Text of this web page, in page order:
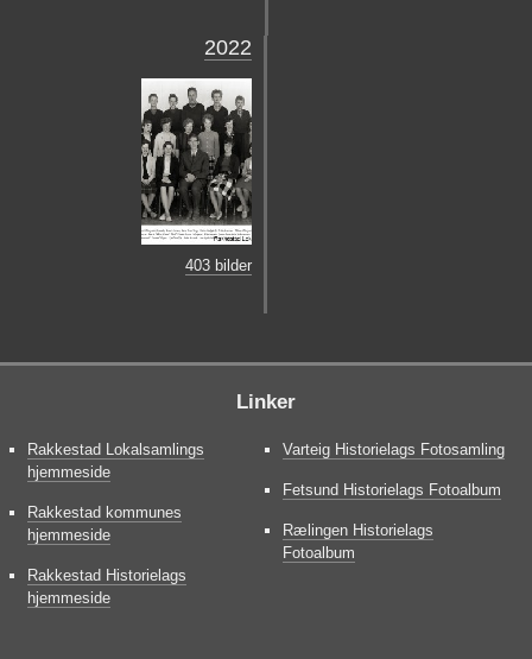
2022
403 bilder
Linker
Rakkestad Lokalsamlings
hjemmeside
Rakkestad kommunes
hjemmeside
Rakkestad Historielags
hjemmeside
Varteig Historielags Fotosamling
Fetsund Historielags Fotoalbum
Rælingen Historielags
Fotoalbum